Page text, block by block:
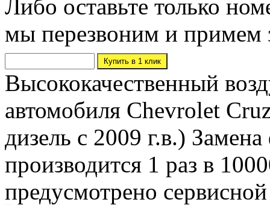
Либо оставьте только
мы перезвоним и примем
Высококачественный
автомобиля Chevrolet
дизель с 2009 г.в.)
производится 1 раз в
предусмотрено